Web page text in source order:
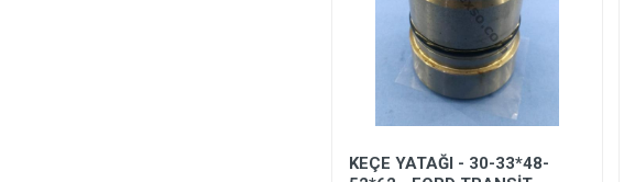
KEÇE YATAĞI - 30-33*48-